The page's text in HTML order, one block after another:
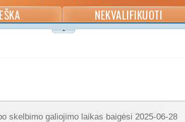
NEKVALIFIKUOTI
klientei - gamybinei įmonei Kaune, šiuo metu reikalinga (-as):
skelbimo galiojimo laikas baigėsi 2025-06-28